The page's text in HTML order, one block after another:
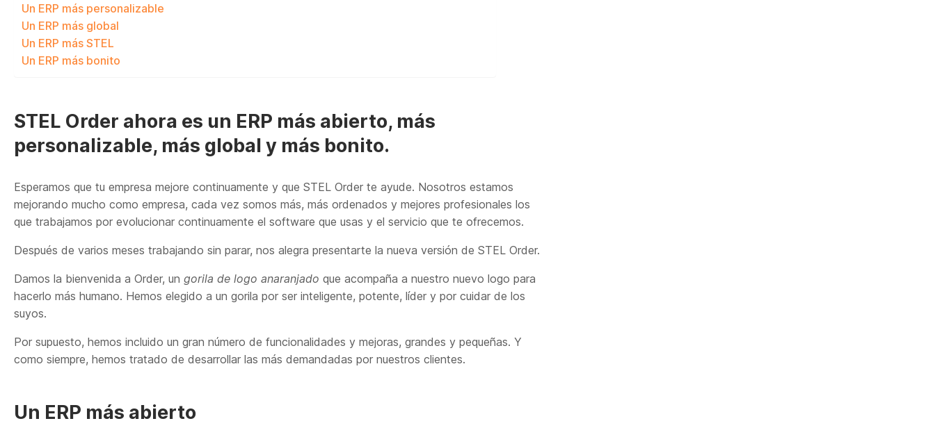
Un ERP más personalizable
Un ERP más global
Un ERP más STEL
Un ERP más bonito
STEL Order ahora es un ERP más abierto, más
personalizable, más global y más bonito.
Esperamos que tu empresa mejore continuamente y que STEL Order te ayude. Nosotros estamos
mejorando mucho como empresa, cada vez somos más, más ordenados y mejores profesionales los
que trabajamos por evolucionar continuamente el software que usas y el servicio que te ofrecemos.
Después de varios meses trabajando sin parar, nos alegra presentarte la nueva versión de STEL Order.
Damos la bienvenida a Order, un gorila de logo anaranjado que acompaña a nuestro nuevo logo para
hacerlo más humano. Hemos elegido a un gorila por ser inteligente, potente, líder y por cuidar de los
suyos.
Por supuesto, hemos incluido un gran número de funcionalidades y mejoras, grandes y pequeñas. Y
como siempre, hemos tratado de desarrollar las más demandadas por nuestros clientes.
Un ERP más abierto